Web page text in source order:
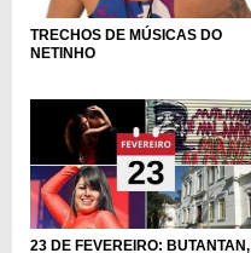
TRECHOS DE MÚSICAS DO
NETINHO
23 DE FEVEREIRO: BUTANTAN,